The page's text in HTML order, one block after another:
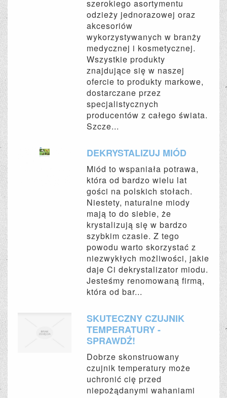
szerokiego asortymentu
odzieży jednorazowej oraz
akcesoriów
wykorzystywanych w branży
medycznej i kosmetycznej.
Wszystkie produkty
znajdujące się w naszej
ofercie to produkty markowe,
dostarczane przez
specjalistycznych
producentów z całego świata.
Szcze...
DEKRYSTALIZUJ MIÓD
Miód to wspaniała potrawa,
która od bardzo wielu lat
gości na polskich stołach.
Niestety, naturalne miody
mają to do siebie, że
krystalizują się w bardzo
szybkim czasie. Z tego
powodu warto skorzystać z
niezwykłych możliwości, jakie
daje Ci dekrystalizator miodu.
Jesteśmy renomowaną firmą,
która od bar...
SKUTECZNY CZUJNIK
TEMPERATURY -
SPRAWDŹ!
Dobrze skonstruowany
czujnik temperatury może
uchronić cię przed
niepożądanymi wahaniami